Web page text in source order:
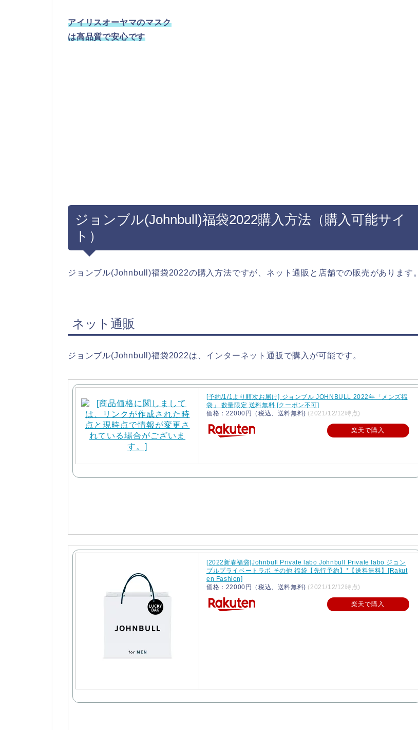
アイリスオーヤマのマスク
は高品質で安心です
ジョンブル(Johnbull)福袋2022購入方法（購入可能サイ
ト）
ジョンブル(Johnbull)福袋2022の購入方法ですが、ネット通販と店舗での販売があります。
ネット通販
ジョンブル(Johnbull)福袋2022は、インターネット通販で購入が可能です。
[予約/1/1より順次お届け] ジョンブル JOHNBULL 2022年「メンズ福
袋」 数量限定 送料無料 [クーポン不可]
価格：22000円（税込、送料無料) (2021/12/12時点)
楽天で購入
[2022新春福袋]Johnbull Private labo Johnbull Private labo ジョン
ブルプライベートラボ その他 福袋【先行予約】*【送料無料】[Rakut
en Fashion]
価格：22000円（税込、送料無料) (2021/12/12時点)
楽天で購入